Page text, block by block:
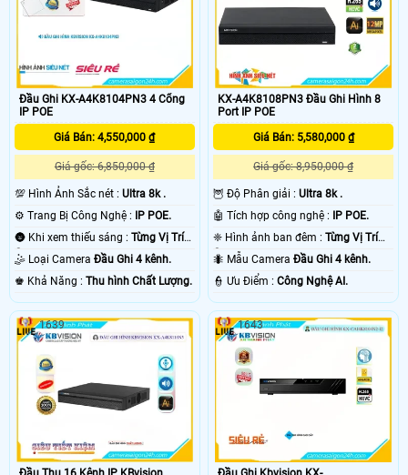
Đầu Ghi KX-A4K8104PN3 4 Cổng
IP POE
Giá Bán: 4,550,000 ₫
Giá gốc: 6,850,000 ₫
💯 Hình Ảnh Sắc nét : Ultra 8k .
⚙ Trang Bị Công Nghệ :
IP POE.
🌚 Khi xem thiếu sáng : Từng Vị Trí
Camera .
🤹 Loại Camera Đầu Ghi 4 kênh.
️♚ Khả Năng : Thu hình Chất Lượng.
KX-A4K8108PN3 Đầu Ghi Hình 8
Port IP POE
Giá Bán: 5,580,000 ₫
Giá gốc: 8,950,000 ₫
🦉 Độ Phân giải :Ultra 8k .
🤖️ Tích hợp công nghệ :
IP POE.
❈ Hình ảnh ban đêm :Từng Vị Trí
Camera .
🐜 Mẫu CameraĐầu Ghi 4 kênh.
️👮 Ưu Điểm :Công Nghệ AI.
1639 1643